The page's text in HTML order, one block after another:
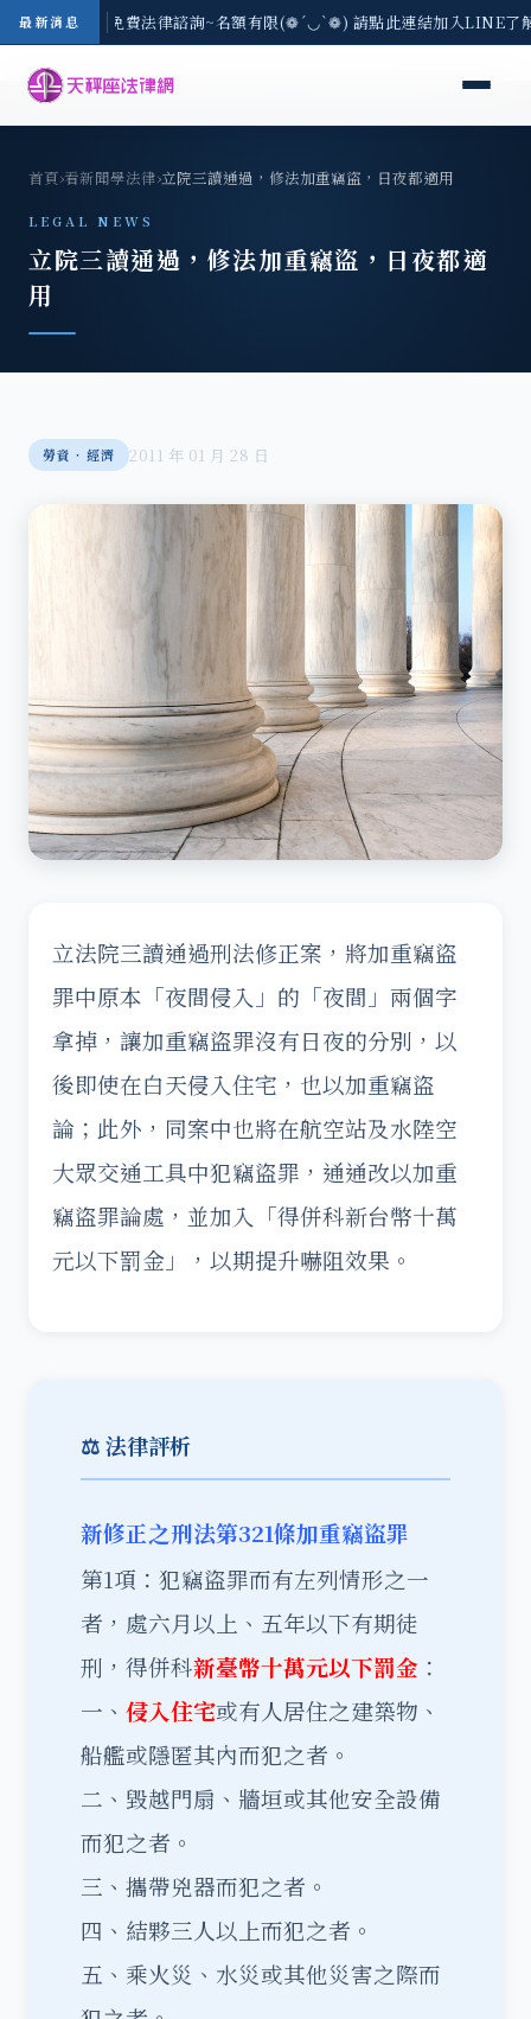
最新消息
8/3(一) 現場免費法律諮詢~名額有限(❁´◡`❁) 請點此連結加入LINE了
首頁›看新聞學法律›立院三讀通過，修法加重竊盜，日夜都適用
LEGAL NEWS
立院三讀通過，修法加重竊盜，日夜都適
用
勞資‧經濟 2011 年 01 月 28 日
立法院三讀通過刑法修正案，將加重竊盜
罪中原本「夜間侵入」的「夜間」兩個字
拿掉，讓加重竊盜罪沒有日夜的分別，以
後即使在白天侵入住宅，也以加重竊盜
論；此外，同案中也將在航空站及水陸空
大眾交通工具中犯竊盜罪，通通改以加重
竊盜罪論處，並加入「得併科新台幣十萬
元以下罰金」，以期提升嚇阻效果。
⚖️ 法律評析
新修正之刑法第321條加重竊盜罪
第1項：犯竊盜罪而有左列情形之一
者，處六月以上、五年以下有期徒
刑，得併科新臺幣十萬元以下罰金 ：
一、 侵入住宅或有人居住之建築物、
船艦或隱匿其內而犯之者。
二、毀越門扇、牆垣或其他安全設備
而犯之者。
三、攜帶兇器而犯之者。
四、結夥三人以上而犯之者。
五、乘火災、水災或其他災害之際而